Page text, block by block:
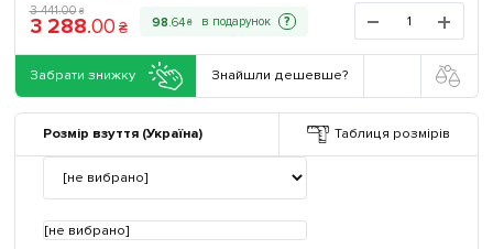
3 441.00 ₴
3 288.00 ₴ 98.64 ₴ ?
Забрати знижку Знайшли дешевше?
Розмір взуття (Україна) Таблиця розмірів
[не вибрано]